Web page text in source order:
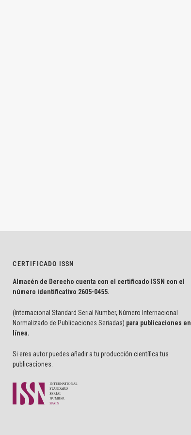
CERTIFICADO ISSN
Almacén de Derecho cuenta con el certificado ISSN con el
número identificativo 2605-0455.
(Internacional Standard Serial Number, Número Internacional
Normalizado de Publicaciones Seriadas) para publicaciones en
línea.
Si eres autor puedes añadir a tu producción científica tus
publicaciones.